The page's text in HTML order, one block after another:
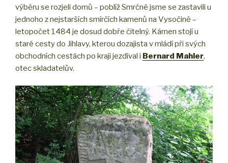
výběru se rozjeli domů – poblíž Smrčné jsme se zastavili u
jednoho z nejstarších smírčích kamenů na Vysočině –
letopočet 1484 je dosud dobře čitelný. Kámen stojí u
staré cesty do Jihlavy, kterou dozajista v mládí při svých
obchodních cestách po kraji jezdíval i Bernard Mahler,
otec skladatelův.